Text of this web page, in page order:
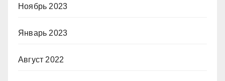
Ноябрь 2023
Январь 2023
Август 2022